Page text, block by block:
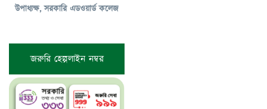
উপাধ্যক্ষ, সরকারি এডওয়ার্ড কলেজ
জরুরি হেল্পলাইন নম্বর